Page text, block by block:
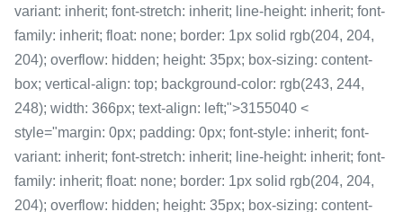
variant: inherit; font-stretch: inherit; line-height: inherit; font-
family: inherit; float: none; border: 1px solid rgb(204, 204,
204); overflow: hidden; height: 35px; box-sizing: content-
box; vertical-align: top; background-color: rgb(243, 244,
248); width: 366px; text-align: left;">3155040 <
style="margin: 0px; padding: 0px; font-style: inherit; font-
variant: inherit; font-stretch: inherit; line-height: inherit; font-
family: inherit; float: none; border: 1px solid rgb(204, 204,
204); overflow: hidden; height: 35px; box-sizing: content-